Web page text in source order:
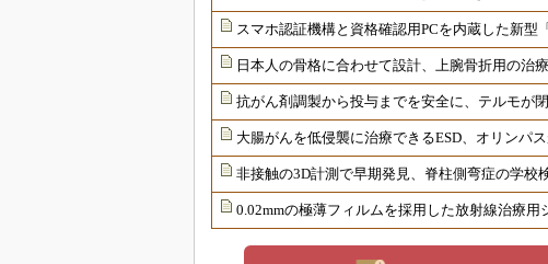
スマホ認証機構と資格確認用PCを内蔵した新型
日本人の骨格に合わせて設計、上腕骨折用の治
抗がん剤調製から投与までを安全に、テルモが
大腸がんを低侵襲に治療できるESD、オリンパ
非接触の3D計測で早期発見、脊柱側弯症の学校
0.02mmの極薄フィルムを採用した放射線治療用